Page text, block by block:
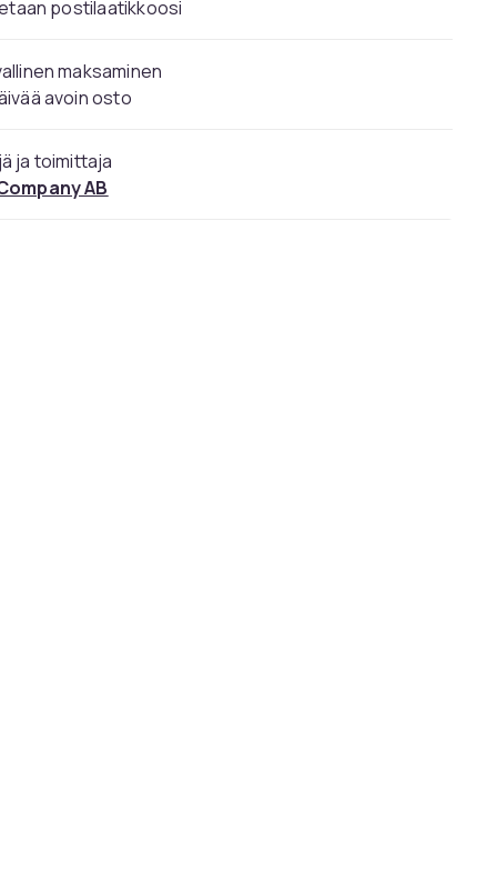
postilaatikkoosi
maksaminen
avoin osto
ja toimittaja
AB